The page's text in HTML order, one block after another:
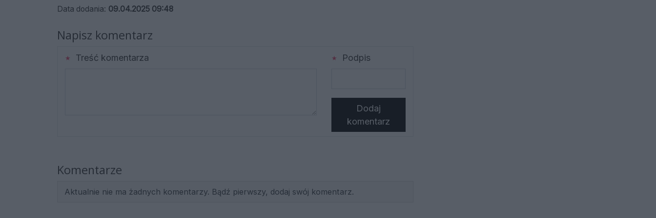
Data dodania: 09.04.2025 09:48
Napisz komentarz
Treść komentarza Podpis
Dodaj
komentarz
Komentarze
Aktualnie nie ma żadnych komentarzy. Bądź pierwszy, dodaj swój komentarz.